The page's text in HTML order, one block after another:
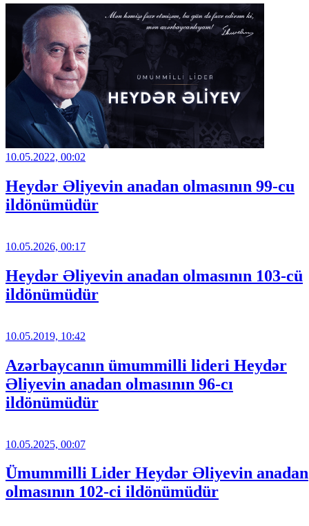
10.05.2022, 00:02
Heydər Əliyevin anadan olmasının 99-cu
ildönümüdür
10.05.2026, 00:17
Heydər Əliyevin anadan olmasının 103-cü
ildönümüdür
10.05.2019, 10:42
Azərbaycanın ümummilli lideri Heydər
Əliyevin anadan olmasının 96-cı
ildönümüdür
10.05.2025, 00:07
Ümummilli Lider Heydər Əliyevin anadan
olmasının 102-ci ildönümüdür